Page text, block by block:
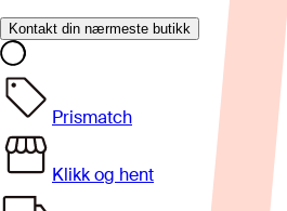
Kontakt din nærmeste butikk
Prismatch
Klikk og hent